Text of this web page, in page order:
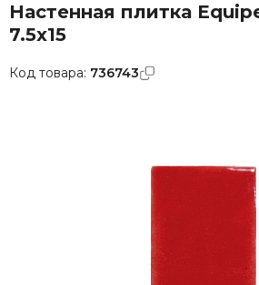
Настенная плитка
7.5x15
Код товара: 736743